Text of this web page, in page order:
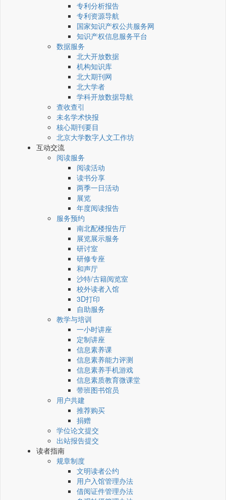
专利分析报告
专利资源导航
国家知识产权公共服务网
知识产权信息服务平台
数据服务
北大开放数据
机构知识库
北大期刊网
北大学者
学科开放数据导航
查收查引
未名学术快报
核心期刊要目
北京大学数字人文工作坊
互动交流
阅读服务
阅读活动
读书分享
两季一日活动
展览
年度阅读报告
服务预约
南北配楼报告厅
展览展示服务
研讨室
研修专座
和声厅
沙特/古籍阅览室
校外读者入馆
3D打印
自助服务
教学与培训
一小时讲座
定制讲座
信息素养课
信息素养能力评测
信息素养手机游戏
信息素质教育微课堂
带班图书馆员
用户共建
推荐购买
捐赠
学位论文提交
出站报告提交
读者指南
规章制度
文明读者公约
用户入馆管理办法
借阅证件管理办法